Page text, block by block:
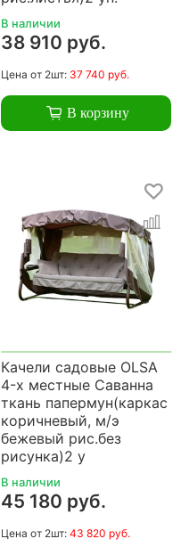
В наличии
38 910 руб.
Цена от 2шт: 37 740 руб.
В корзину
Качели садовые OLSA
4-х местные Саванна
ткань папермун(каркас
коричневый, м/э
бежевый рис.без
рисунка)2 у
В наличии
45 180 руб.
Цена от 2шт: 43 820 руб.